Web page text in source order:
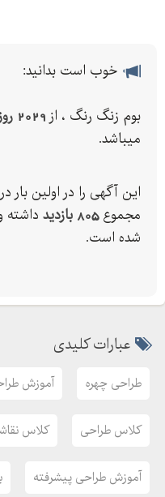
خوب است بدانید:
بوم زنگ رنگ ، از 2029 روز پیش
میباشد.
این آگهی را در اولین بار در
مجموع805 بازدید داشته
شده است.
عبارات کلیدی
طراحی چهره آموزش
کلاس طراحی کلاس
آموزش طراحی پیشرفته